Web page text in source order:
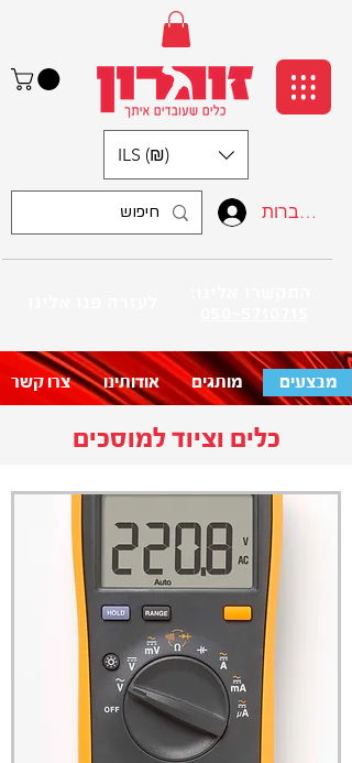
צרו קשר אודותינו מותגים מבצעים
התחברות
ILS (₪)
כלים וציוד למוסכים